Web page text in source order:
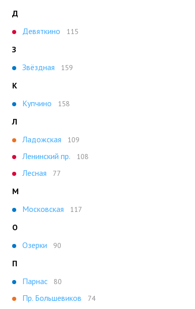
Д
Девяткино
115
З
Звёздная
159
К
Купчино
158
Л
Ладожская
109
Ленинский пр. 108
Лесная 77
М
Московская
117
О
Озерки
90
П
Парнас
80
Пр. Большевиков 74